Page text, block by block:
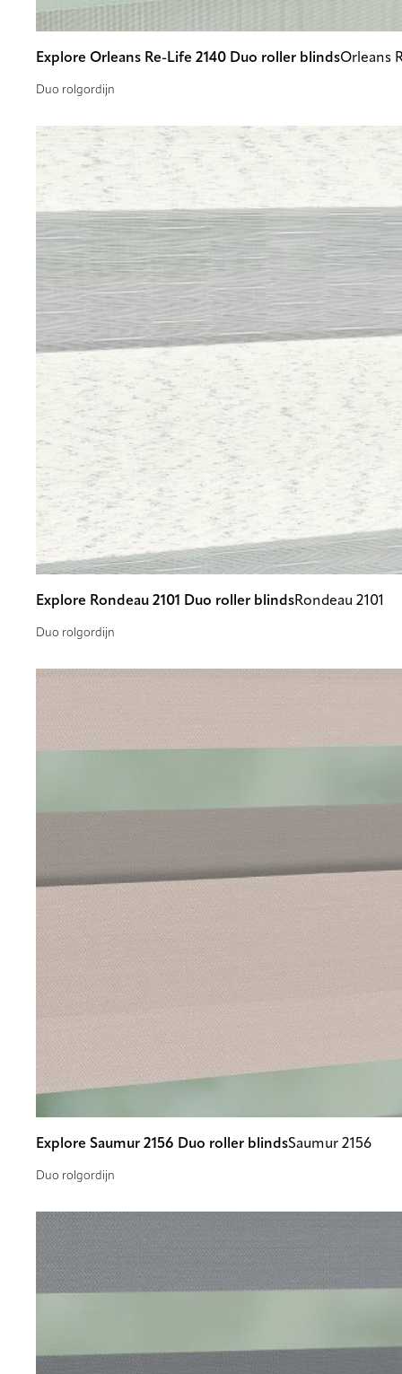
Explore Orleans Re-Life 2140 Duo roller blindsOrleans
Duo rolgordijn
Explore Rondeau 2101 Duo roller blindsRondeau 2101
Duo rolgordijn
Explore Saumur 2156 Duo roller blindsSaumur 2156
Duo rolgordijn